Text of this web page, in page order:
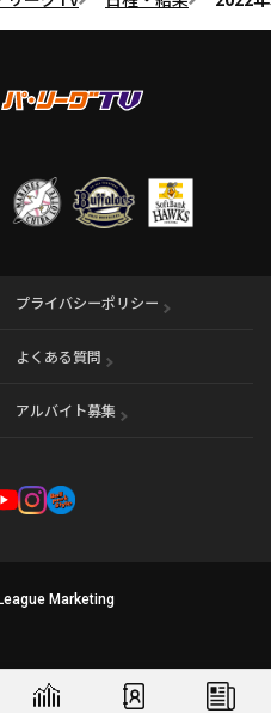
プライバシーポリシー
よくある質問
アルバイト募集 （別ウィンドウで開く
Marketing